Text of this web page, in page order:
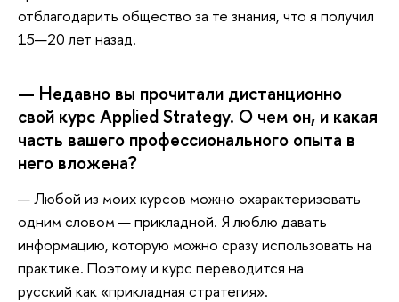
отблагодарить общество за те знания, что я получил
15—20 лет назад.
— Недавно вы прочитали дистанционно
свой курс Applied Strategy. О чем он, и какая
часть вашего профессионального опыта в
него вложена?
— Любой из моих курсов можно охарактеризовать
одним словом — прикладной. Я люблю давать
информацию, которую можно сразу использовать на
практике. Поэтому и курс переводится на
русский как «прикладная стратегия».